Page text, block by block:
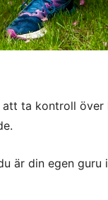
att ta kontroll
är din egen guru